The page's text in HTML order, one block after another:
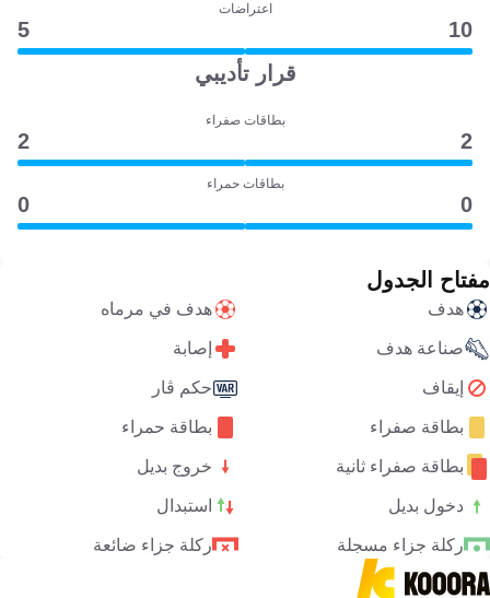
اعتراضات
10
5
قرار تأديبي
بطاقات صفراء
2
2
بطاقات حمراء
0
0
مفتاح الجدول
هدف هدف في مرماه
صناعة هدف إصابة
إيقاف حكم ڤار
بطاقة صفراء بطاقة حمراء
بطاقة صفراء ثانية خروج بديل
دخول بديل استبدال
ركلة جزاء مسجلة ركلة جزاء ضائعة